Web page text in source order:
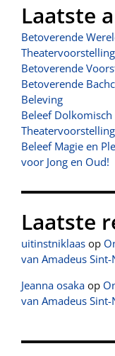
Laatste
Betoverende
Betoverende
Betoverende
Beleving
Beleef
Beleef Magie en
voor Jong en Oud!
Laatste
uitinstniklaas op
van Amadeus Sint-
Jeanna osaka op
van Amadeus Sint-